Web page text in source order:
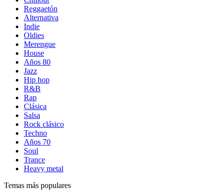
Reggaetón
Alternativa
Indie
Oldies
Merengue
House
Años 80
Jazz
Hip hop
R&B
Rap
Clásica
Salsa
Rock clásico
Techno
Años 70
Soul
Trance
Heavy metal
Temas más populares